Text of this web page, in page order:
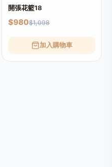
開張花籃18
$980$1,098
加入購物車